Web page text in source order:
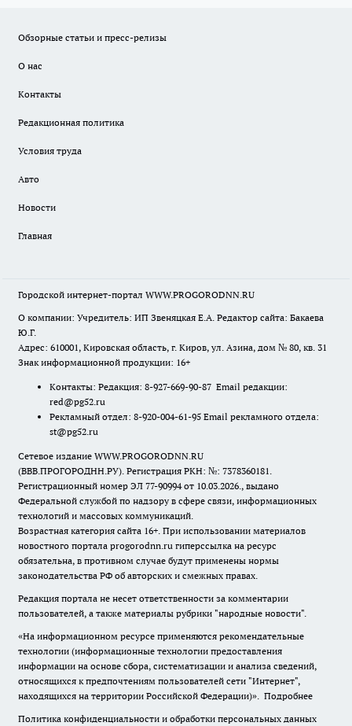
Обзорные статьи и пресс-релизы
О нас
Контакты
Редакционная политика
Условия труда
Авто
Новости
Главная
Городской интернет-портал WWW.PROGORODNN.RU
О компании: Учредитель: ИП Звеняцкая Е.А. Редактор сайта: Бакаева
Ю.Г.
Адрес: 610001, Кировская область, г. Киров, ул. Азина, дом № 80, кв. 31
Знак информационной продукции: 16+
Контакты: Редакция: 8-927-669-90-87 Email редакции:
red@pg52.ru
Рекламный отдел: 8-920-004-61-95 Email рекламного отдела:
st@pg52.ru
Сетевое издание WWW.PROGORODNN.RU
(ВВВ.ПРОГОРОДНН.РУ). Регистрация РКН: №: 7378360181.
Регистрационный номер ЭЛ 77-90994 от 10.03.2026., выдано
Федеральной службой по надзору в сфере связи, информационных
технологий и массовых коммуникаций.
Возрастная категория сайта 16+. При использовании материалов
новостного портала progorodnn.ru гиперссылка на ресурс
обязательна, в противном случае будут применены нормы
законодательства РФ об авторских и смежных правах.
Редакция портала не несет ответственности за комментарии
пользователей, а также материалы рубрики "народные новости".
«На информационном ресурсе применяются рекомендательные
технологии (информационные технологии предоставления
информации на основе сбора, систематизации и анализа сведений,
относящихся к предпочтениям пользователей сети "Интернет",
находящихся на территории Российской Федерации)». Подробнее
Политика конфиденциальности и обработки персональных данных